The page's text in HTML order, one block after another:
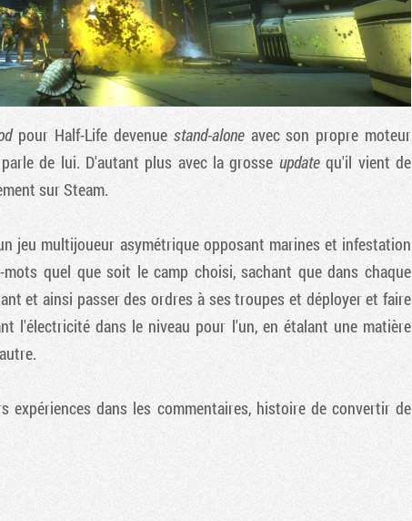
pour Half-Life devenue stand-aloneavec son propre moteur
de lui. D'autant plus avec la grosse updatequ'il vient de
sur Steam.
jeu multijoueur asymétrique opposant marines et infestation
quel que soit le camp choisi, sachant que dans chaque
et ainsi passer des ordres à ses troupes et déployer et faire
l'électricité dans le niveau pour l'un, en étalant une matière
expériences dans les commentaires, histoire de convertir de